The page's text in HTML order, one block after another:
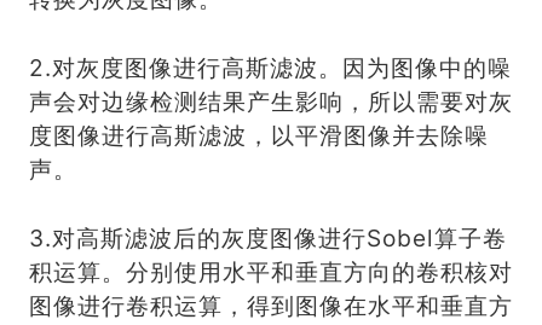
2.对灰度图像进行高斯滤波。因为图像中的噪
声会对边缘检测结果产生影响，所以需要对灰
度图像进行高斯滤波，以平滑图像并去除噪
声。
3.对高斯滤波后的灰度图像进行Sobel算子卷
积运算。分别使用水平和垂直方向的卷积核对
图像进行卷积运算，得到图像在水平和垂直方